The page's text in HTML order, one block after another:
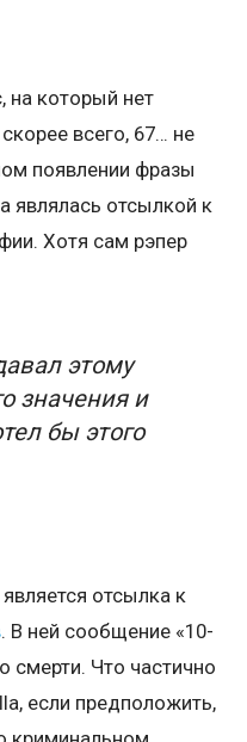
который нет
всего, 67… не
появлении фразы
являлась отсылкой к
Хотя сам рэпер
этому
значения и
бы этого
отсылка к
. В ней сообщение «10-
смерти. Что частично
если предположить,